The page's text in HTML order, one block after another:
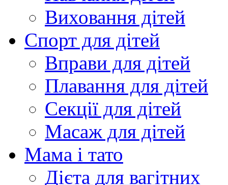
Виховання дітей
Спорт для дітей
Вправи для дітей
Плавання для дітей
Секції для дітей
Масаж для дітей
Мама і тато
Дієта для вагітних